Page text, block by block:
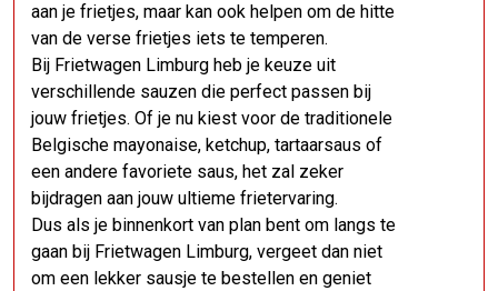
aan je frietjes, maar kan ook helpen om de hitte
van de verse frietjes iets te temperen.
Bij Frietwagen Limburg heb je keuze uit
verschillende sauzen die perfect passen bij
jouw frietjes. Of je nu kiest voor de traditionele
Belgische mayonaise, ketchup, tartaarsaus of
een andere favoriete saus, het zal zeker
bijdragen aan jouw ultieme frietervaring.
Dus als je binnenkort van plan bent om langs te
gaan bij Frietwagen Limburg, vergeet dan niet
om een lekker sausje te bestellen en geniet